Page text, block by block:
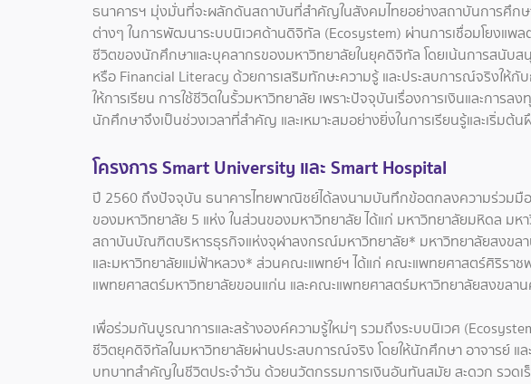
ธนาคารฯ มุ่งมั่นที่จะผลักดันสถาบันที่สำคัญในสังคมไทยอย่างสถาบันการศึก
ต่างๆ ในการพัฒนาระบบนิเวศด้านดิจิทัล (Ecosystem) ผ่านการเชื่อมโยงแ
ชีวิตของนักศึกษาและบุคลากรของมหาวิทยาลัยในยุคดิจิทัล โดยเน้นการสนับ
หรือ Financial Literacy ด้วยการเสริมทักษะความรู้ และประสบการณ์จริงให้
ให้การเรียน การใช้ชีวิตในรั้วมหาวิทยาลัย เพราะปัจจุบันเรื่องการเงินและกา
นักศึกษาจึงเป็นช่วงเวลาที่สำคัญ และเหมาะสมอย่างยิ่งในการเรียนรู้และเริ่ม
โครงการ Smart University และ Smart Hospital
ปี 2560 ถึงปัจจุบัน ธนาคารไทยพาณิชย์ได้ลงนามบันทึกข้อตกลงความร่วมมื
ของมหาวิทยาลัย 5 แห่ง ในส่วนของมหาวิทยาลัย ได้แก่ มหาวิทยาลัยมหิดล ม
สถาบันบัณฑิตบริหารธุรกิจแห่งจุฬาลงกรณ์มหาวิทยาลัย* มหาวิทยาลัยสงขล
และมหาวิทยาลัยแม่ฟ้าหลวง* ส่วนคณะแพทย์ฯ ได้แก่ คณะแพทยศาสตร์ศิริรา
แพทยศาสตร์มหาวิทยาลัยขอนแก่น และคณะแพทยศาสตร์มหาวิทยาลัยสงขลา
เพื่อร่วมกันบูรณาการและสร้างองค์ความรู้ใหม่ๆ รวมถึงระบบนิเวศ
ชีวิตยุคดิจิทัลในมหาวิทยาลัยผ่านประสบการณ์จริง โดยให้นักศึกษา อาจารย์ แ
บทบาทสำคัญในชีวิตประจำวัน ด้วยนวัตกรรมการเงินอันทันสมัย สะดวก รวดเร็